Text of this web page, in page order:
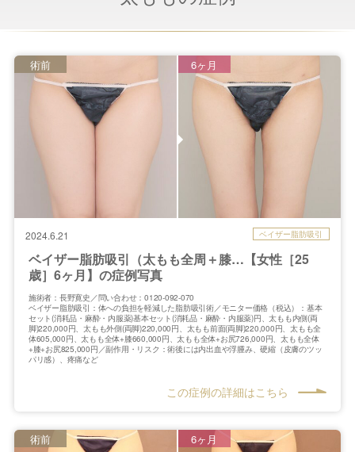
2024.6.21 ベイザー脂肪吸引
ベイザー脂肪吸引（太もも全周＋膝…【女性［25
歳］6ヶ月】の症例写真
術前 6ヶ月
施術者：長野寛史／問い合わせ：0120-092-070
ベイザー脂肪吸引：体への負担を軽減した脂肪吸引術／モニター価格（税込）：基本
セット(消耗品・麻酔・内服薬)基本セット(消耗品・麻酔・内服薬)円、太もも内側(両
脚)220,000円、太もも外側(両脚)220,000円、太もも前面(両脚)220,000円、太もも全
体605,000円、太もも全体+膝660,000円、太もも全体+お尻726,000円、太もも全体
+膝+お尻825,000円／副作用・リスク：術後には内出血や浮腫み、硬縮（皮膚のツッ
パリ感）、疼痛など
この症例の詳細はこちら
術前 6ヶ月